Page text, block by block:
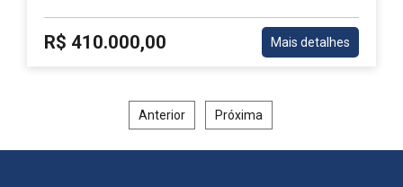
R$ 410.000,00 Mais detalhes
Anterior Próxima